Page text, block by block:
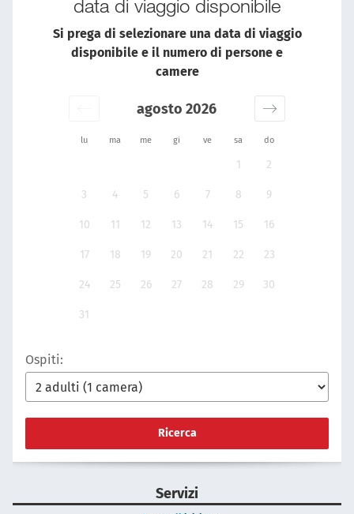
data di viaggio disponibile
Si prega di selezionare una data di viaggio
disponibile e il numero di persone e
camere
lu ma me gi ve sa do
agosto 2026
1 2
3 4 5 6 7 8 9
10 11 12 13 14 15 16
17 18 19 20 21 22 23
24 25 26 27 28 29 30
31
Ospiti:
Ricerca
Servizi